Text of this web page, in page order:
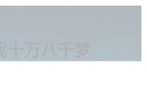
万八千梦